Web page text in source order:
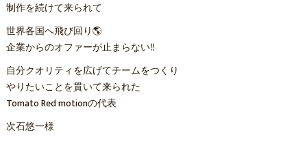
制作を続けて来られて
世界各国へ飛び回り🌎
企業からのオファーが止まらない‼️
自分クオリティを広げてチームをつくり
やりたいことを貫いて来られた
Tomato Red motionの代表
次石悠一様